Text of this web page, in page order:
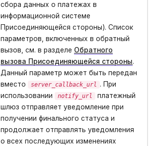
сбора данных о платежах в
информационной системе
Присоединяющейся стороны). Список
параметров, включенных в обратный
вызов, см. в разделе Обратного
вызова Присоединяющейся стороны.
Данный параметр может быть передан
вместо
server_callback_url . При
использовании
notify_url
платежный
шлюз отправляет уведомление при
получении финального статуса и
продолжает отправлять уведомления
о всех последующих изменениях